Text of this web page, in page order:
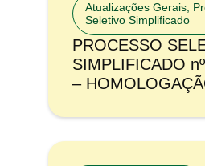
Atualizações Gerais
Seletivo Simplificado
PROCESSO
SIMPLIFICADO
–